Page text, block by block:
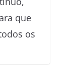
que
os